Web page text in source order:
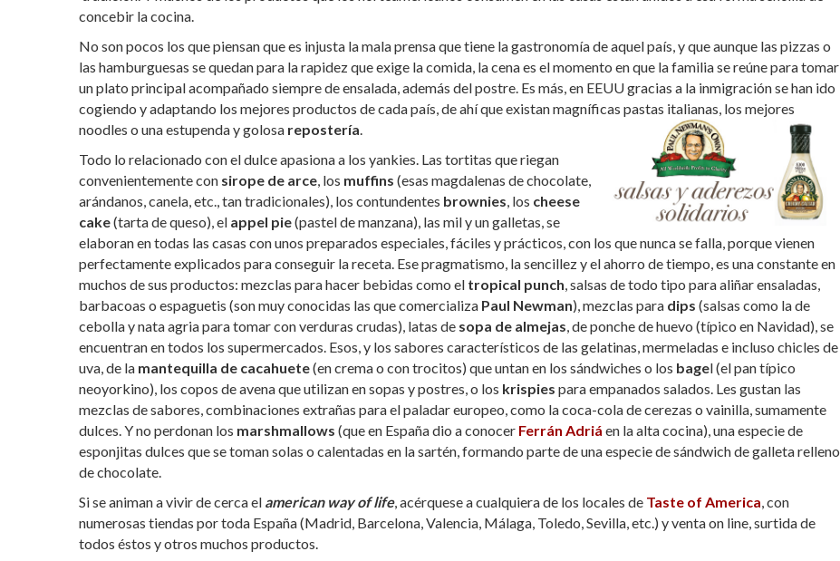
concebir la cocina.
No son pocos los que piensan que es injusta la mala prensa que tiene la gastronomía de aquel país, y que aunque las pizzas o
las hamburguesas se quedan para la rapidez que exige la comida, la cena es el momento en que la familia se reúne para tomar
un plato principal acompañado siempre de ensalada, además del postre. Es más, en EEUU gracias a la inmigración se han ido
cogiendo y adaptando los mejores productos de cada país, de ahí que existan magníficas pastas italianas, los mejores
noodles o una estupenda y golosa repostería
Todo lo relacionado con el dulce apasiona a los yankies. Las tortitas que riegan
convenientemente con sirope de arce , los muffins (esas magdalenas de chocolate,
arándanos, canela, etc., tan tradicionales), los contundentes brownies , los cheese
cake(tarta de queso), el appel pie(pastel de manzana), las mil y un galletas, se
elaboran en todas las casas con unos preparados especiales, fáciles y prácticos, con los que nunca se falla, porque vienen
perfectamente explicados para conseguir la receta. Ese pragmatismo, la sencillez y el ahorro de tiempo, es una constante en
muchos de sus productos: mezclas para hacer bebidas como el tropical punch , salsas de todo tipo para aliñar ensaladas,
barbacoas o espaguetis (son muy conocidas las que comercializa Paul Newman), mezclas para dips (salsas como la de
cebolla y nata agria para tomar con verduras crudas), latas de sopa de almejas , de ponche de huevo (típico en Navidad), se
encuentran en todos los supermercados. Esos, y los sabores característicos de las gelatinas, mermeladas e incluso chicles de
uva, de la mantequilla de cacahuete(en crema o con trocitos) que untan en los sándwiches o los bagel (el pan típico
neoyorkino), los copos de avena que utilizan en sopas y postres, o los krispies para empanados salados. Les gustan las
mezclas de sabores, combinaciones extrañas para el paladar europeo, como la coca-cola de cerezas o vainilla, sumamente
dulces. Y no perdonan los marshmallows (que en España dio a conocer Ferrán Adriá en la alta cocina), una especie de
esponjitas dulces que se toman solas o calentadas en la sartén, formando parte de una especie de sándwich de galleta relleno
de chocolate.
Si se animan a vivir de cerca el american way of life, acérquese a cualquiera de los locales de Taste of America , con
numerosas tiendas por toda España (Madrid, Barcelona, Valencia, Málaga, Toledo, Sevilla, etc.) y venta on line, surtida de
todos éstos y otros muchos productos.